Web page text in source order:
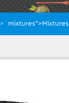
> mixtures">Mixtures